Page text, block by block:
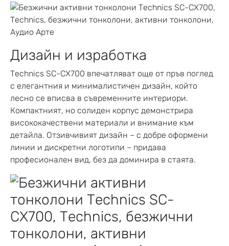
Дизайн и изработка
Technics SC-CX700 впечатляват още от пръв поглед
с елегантния и минималистичен дизайн, който
лесно се вписва в съвременните интериори.
Компактният, но солиден корпус демонстрира
висококачествени материали и внимание към
детайла. Отзивчивият дизайн – с добре оформени
линии и дискретни логотипи – придава
професионален вид, без да доминира в стаята.